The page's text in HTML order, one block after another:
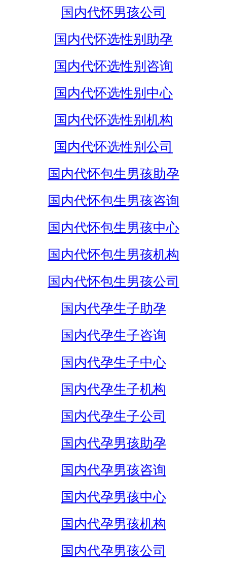
国内代怀男孩公司
国内代怀选性别助孕
国内代怀选性别咨询
国内代怀选性别中心
国内代怀选性别机构
国内代怀选性别公司
国内代怀包生男孩助孕
国内代怀包生男孩咨询
国内代怀包生男孩中心
国内代怀包生男孩机构
国内代怀包生男孩公司
国内代孕生子助孕
国内代孕生子咨询
国内代孕生子中心
国内代孕生子机构
国内代孕生子公司
国内代孕男孩助孕
国内代孕男孩咨询
国内代孕男孩中心
国内代孕男孩机构
国内代孕男孩公司